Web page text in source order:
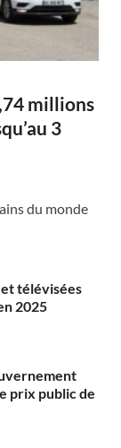
millions
3
du monde
télévisées
2025
prix public de